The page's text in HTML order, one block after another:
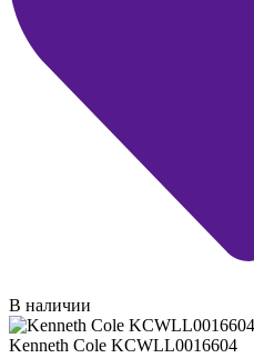
В наличии
Kenneth Cole KCWLL0016604